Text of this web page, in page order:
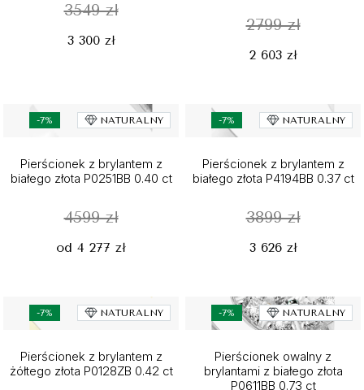
3549 zł
3 300 zł
2799 zł
2 603 zł
-7% NATURALNY
Pierścionek z brylantem z
białego złota P0251BB 0.40 ct
4599 zł
od 4 277 zł
-7% NATURALNY
Pierścionek z brylantem z
białego złota P4194BB 0.37 ct
3899 zł
3 626 zł
-7% NATURALNY
Pierścionek z brylantem z
żółtego złota P0128ZB 0.42 ct
-7% NATURALNY
Pierścionek owalny z
brylantami z białego złota
P0611BB 0.73 ct